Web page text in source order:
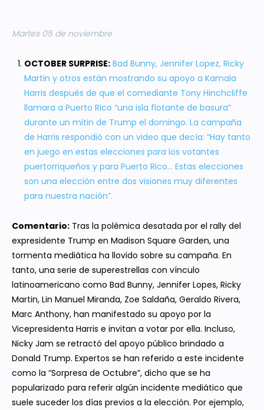
Martes 05 de noviembre
OCTOBER SURPRISE: Bad Bunny, Jennifer Lopez, Ricky
Martin y otros están mostrando su apoyo a Kamala
Harris después de que el comediante Tony Hinchcliffe
llamara a Puerto Rico “una isla flotante de basura”
durante un mitin de Trump el domingo. La campaña
de Harris respondió con un video que decía: “Hay tanto
en juego en estas elecciones para los votantes
puertorriqueños y para Puerto Rico… Estas elecciones
son una elección entre dos visiones muy diferentes
para nuestra nación”.
Comentario: Tras la polémica desatada por el rally del
expresidente Trump en Madison Square Garden, una
tormenta mediática ha llovido sobre su campaña. En
tanto, una serie de superestrellas con vínculo
latinoamericano como Bad Bunny, Jennifer Lopes, Ricky
Martin, Lin Manuel Miranda, Zoe Saldaña, Geraldo Rivera,
Marc Anthony, han manifestado su apoyo por la
Vicepresidenta Harris e invitan a votar por ella. Incluso,
Nicky Jam se retractó del apoyo público brindado a
Donald Trump. Expertos se han referido a este incidente
como la “Sorpresa de Octubre”, dicho que se ha
popularizado para referir algún incidente mediático que
suele suceder los días previos a la elección. Por ejemplo,